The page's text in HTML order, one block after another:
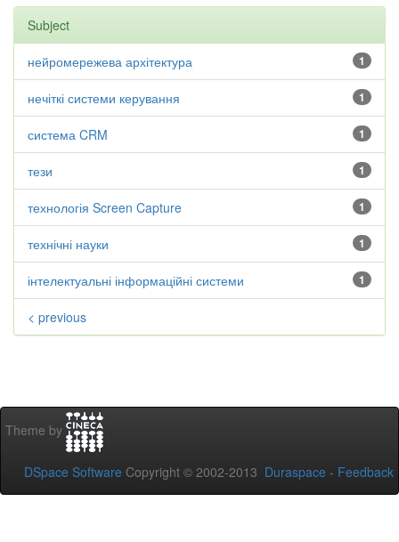
Subject
1
нейромережева архітектура
1
нечіткі системи керування
1
система CRM
1
тези
1
технологія Screen Capture
1
технічні науки
1
інтелектуальні інформаційні системи
< previous
Theme by
DSpace Software Copyright © 2002-2013 Duraspace - Feedback